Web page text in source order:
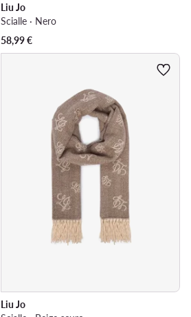
Liu Jo
Scialle · Nero
58,99€
Liu Jo